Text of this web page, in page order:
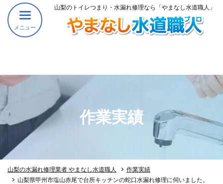
メニュー
山梨のトイレつまり・水漏れ修理なら「やまなし水道職人」
作業実績
山梨の水漏れ修理業者 やまなし水道職人
作業実績
山梨県甲州市塩山赤尾で台所キッチンの蛇口水漏れ修理に伺いました。